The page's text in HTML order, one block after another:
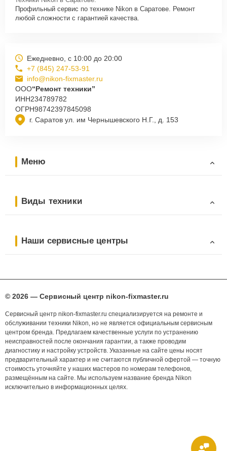
Профильный сервис по технике Nikon в Саратове. Ремонт
любой сложности с гарантией качества.
г. Саратов ул. им Чернышевского Н.Г., д. 153
Ежедневно, с 10:00 до 20:00
+7 (845) 247-53-91
info@nikon-fixmaster.ru
ООО“Ремонт техники”
ИНН234789782
ОГРН98742397845098
Меню
Виды техники
Наши сервисные центры
© 2026 — Сервисный центр nikon-fixmaster.ru
Сервисный центр nikon-fixmaster.ru специализируется на ремонте и
обслуживании техники Nikon, но не является официальным сервисным
центром бренда. Предлагаем качественные услуги по устранению
неисправностей после окончания гарантии, а также проводим
диагностику и настройку устройств. Указанные на сайте цены носят
предварительный характер и не считаются публичной офертой — точную
стоимость уточняйте у наших мастеров по номерам телефонов,
размещённым на сайте. Мы используем название бренда Nikon
исключительно в информационных целях.